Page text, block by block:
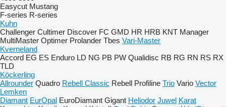
Easycut Mustang
F-series R-series
Kuhn
Challenger Cultimer Discover FC GMD HR HRB KNT Manager
MultiMaster Optimer Prolander Tbes Vari-Master
Kverneland
Accord EG ES Enduro LD NG PB PW Qualidisc RB RG RN RS RX
TLD
Köckerling
Allrounder Quadro Rebell Classic Rebell Profiline Trio Vario Vector
Lemken
Diamant EurOpal EuroDiamant Gigant Heliodor Juwel Karat